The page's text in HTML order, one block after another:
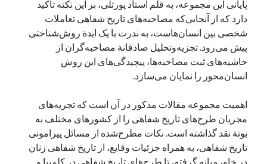
پایانی این مجموعه، به قلم استاد پورتلی، بر این نکته تاکید
دارد که از آنجایی‌که مصاحبه‌های تاریخ شفاهی تعاملات
شخصی بین انسان‌هاست، به ندرت با یک ایدة روش‌شناختی
پیش می‌رود. تجزیه‌وتحلیل صادقانة مصاحبه‌گران از
حاشیه‌های ثبت‌ مصاحبه‌ها، پیچیدگی‌های این روش
انسان‌محور را نمایان می‌سازد.
اهمیت مجموعه مقالات مذکور در آن است که تجربه‌های
مجریان طرح‌های تاریخ شفاهی را از کشورهای مختلف به
بوتة نقد گذاشته است. نکات مطرح‌شده از مسائل پیرامونی
تاریخ شفاهی، به همراه جزئیات وقایع، از تاریخ شفاهی زنان
در خاورمیانه گرفته، تا طرح‌های تاریخ شفاهی در کلمبیا و